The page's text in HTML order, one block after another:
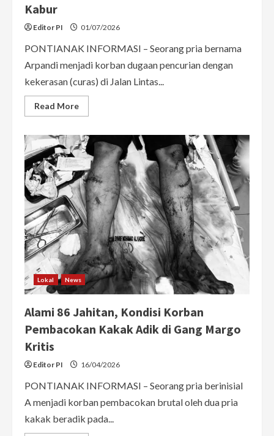
Kabur
Editor PI 01/07/2026
PONTIANAK INFORMASI – Seorang pria bernama
Arpandi menjadi korban dugaan pencurian dengan
kekerasan (curas) di Jalan Lintas...
Read MoreRead
more
di
Kapuas
Hulu
Dibacok
Teman
Usai
Pulang
dari
Kafe,
Motor
Korban
Dibawa
Kabur
Lokal News
Alami 86 Jahitan, Kondisi Korban
Pembacokan Kakak Adik di Gang Margo
Kritis
Editor PI 16/04/2026
PONTIANAK INFORMASI – Seorang pria berinisial
A menjadi korban pembacokan brutal oleh dua pria
kakak beradik pada...